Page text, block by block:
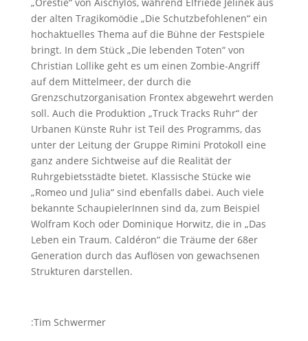
der alten Tragikomödie „Die Schutzbefohlenen“ ein
hochaktuelles Thema auf die Bühne der Festspiele
bringt. In dem Stück „Die lebenden Toten“ von
Christian Lollike geht es um einen Zombie-Angriff
auf dem Mittelmeer, der durch die
Grenzschutzorganisation Frontex abgewehrt werden
soll. Auch die Produktion „Truck Tracks Ruhr“ der
Urbanen Künste Ruhr ist Teil des Programms, das
unter der Leitung der Gruppe Rimini Protokoll eine
ganz andere Sichtweise auf die Realität der
Ruhrgebietsstädte bietet. Klassische Stücke wie
„Romeo und Julia“ sind ebenfalls dabei. Auch viele
bekannte SchaupielerInnen sind da, zum Beispiel
Wolfram Koch oder Dominique Horwitz, die in „Das
Leben ein Traum. Caldéron“ die Träume der 68er
Generation durch das Auflösen von gewachsenen
Strukturen darstellen.
:Tim Schwermer